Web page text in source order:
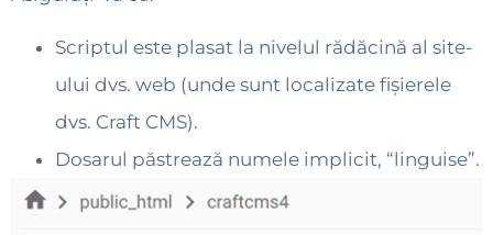
Scriptul este plasat la nivelul rădăcină al site-
ului dvs. web (unde sunt localizate fișierele
dvs. Craft CMS).
Dosarul păstrează numele implicit, “linguise”.